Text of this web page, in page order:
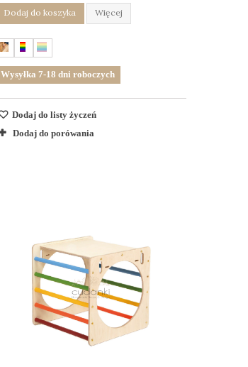
Dodaj do koszyka Więcej
Wysyłka 7-18 dni roboczych
Dodaj do listy życzeń
Dodaj do porówania